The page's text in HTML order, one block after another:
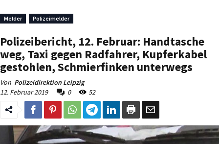
Melder Polizeimelder
Polizeibericht, 12. Februar: Handtasche
weg, Taxi gegen Radfahrer, Kupferkabel
gestohlen, Schmierfinken unterwegs
Von Polizeidirektion Leipzig
12. Februar 2019
0 52